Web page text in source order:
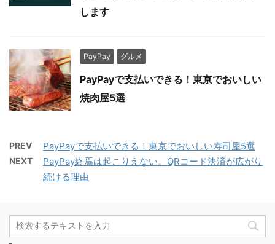
します
PayPay グルメ
PayPayで支払いできる！東京でおいしい
焼肉屋5選
PREV PayPayで支払いできる！東京でおいしい寿司屋5選
NEXT
PayPay終焉は起こりえない。QRコード決済が広がり
続ける理由